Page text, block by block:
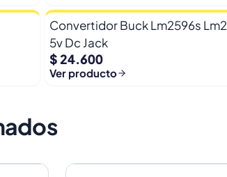
Convertidor Buck Lm2596s
5v Dc Jack
$ 24.600
Ver producto